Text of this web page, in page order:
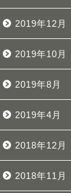
2019年12月
2019年10月
2019年8月
2019年4月
2018年12月
2018年11月